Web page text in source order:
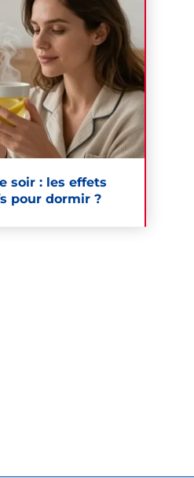
soir : les effets
pour dormir ?